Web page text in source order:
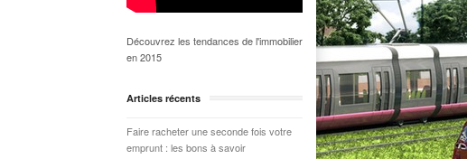
Découvrez les tendances de l'immobilier
en 2015
Articles récents
Faire racheter une seconde fois votre
emprunt : les bons à savoir